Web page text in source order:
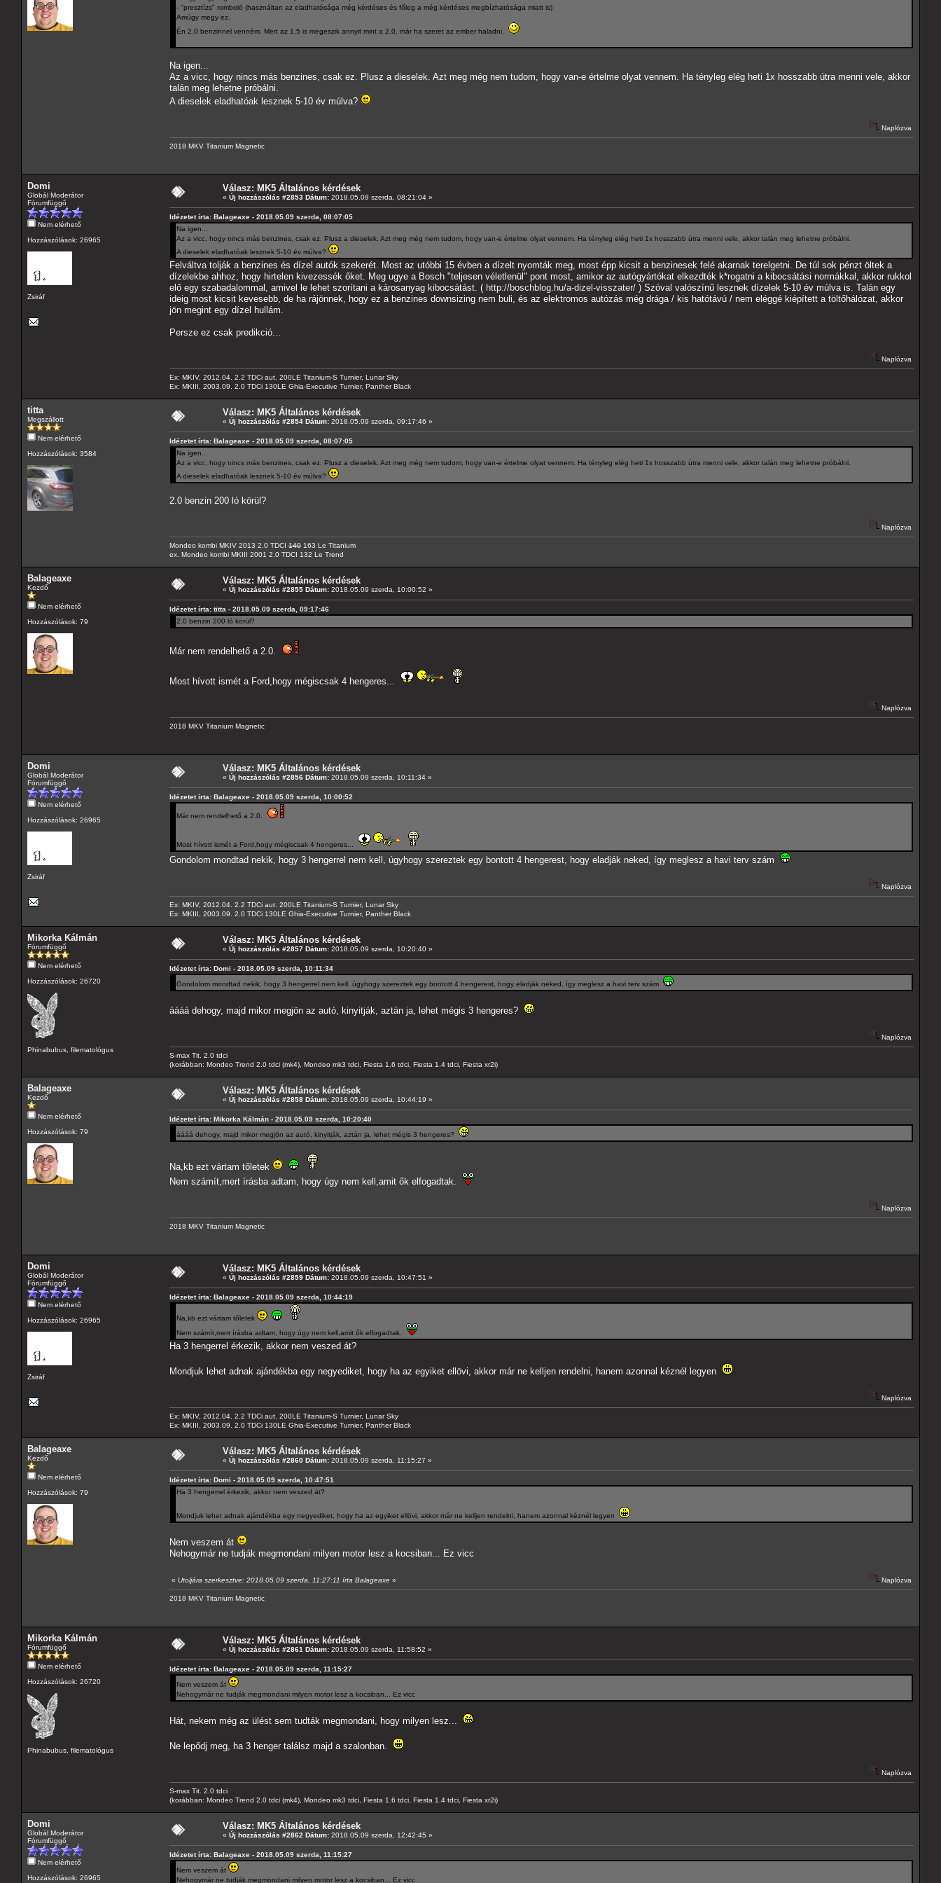
- "presztízs" romboló (használtan az eladhatósága még kérdéses és főleg a még kérdéses megbízhatósága miatt is)
Amúgy megy ez.
Én 2.0 benzinnel venném. Mert az 1.5 is megeszik annyit mint a 2.0, már ha szeret az ember haladni.
Na igen...
Az a vicc, hogy nincs más benzines, csak ez. Plusz a dieselek. Azt meg még nem tudom, hogy van-e értelme olyat vennem. Ha tényleg elég heti 1x hosszabb útra menni vele, akkor
talán meg lehetne próbálni.
A dieselek eladhatóak lesznek 5-10 év múlva?
Naplózva
2018 MKV Titanium Magnetic
Domi
Globál Moderátor
Fórumfüggő
Nem elérhető
Hozzászólások: 26965
Zsiráf
Válasz: MK5 Általános kérdések
« Új hozzászólás #2853 Dátum: 2018.05.09 szerda, 08:21:04 »
Idézetet írta: Balageaxe - 2018.05.09 szerda, 08:07:05
Na igen...
Az a vicc, hogy nincs más benzines, csak ez. Plusz a dieselek. Azt meg még nem tudom, hogy van-e értelme olyat vennem. Ha tényleg elég heti 1x hosszabb útra menni vele, akkor talán meg lehetne próbálni.
A dieselek eladhatóak lesznek 5-10 év múlva?
Felváltva tolják a benzines és dízel autók szekerét. Most az utóbbi 15 évben a dízelt nyomták meg, most épp kicsit a benzinesek felé akarnak terelgetni. De túl sok pénzt öltek a
dízelekbe ahhoz, hogy hirtelen kivezessék őket. Meg ugye a Bosch "teljesen véletlenül" pont most, amikor az autógyártókat elkezdték k*rogatni a kibocsátási normákkal, akkor rukkol
elő egy szabadalommal, amivel le lehet szorítani a károsanyag kibocsátást. ( http://boschblog.hu/a-dizel-visszater/ ) Szóval valószínű lesznek dízelek 5-10 év múlva is. Talán egy
ideig most kicsit kevesebb, de ha rájönnek, hogy ez a benzines downsizing nem buli, és az elektromos autózás még drága / kis hatótávú / nem eléggé kiépített a töltőhálózat, akkor
jön megint egy dízel hullám.
Persze ez csak predikció...
Naplózva
Ex: MKIV, 2012.04. 2.2 TDCi aut. 200LE Titanium-S Turnier, Lunar Sky
Ex: MKIII, 2003.09. 2.0 TDCi 130LE Ghia-Executive Turnier, Panther Black
titta
Megszállott
Nem elérhető
Hozzászólások: 3584
Válasz: MK5 Általános kérdések
« Új hozzászólás #2854 Dátum: 2018.05.09 szerda, 09:17:46 »
Idézetet írta: Balageaxe - 2018.05.09 szerda, 08:07:05
Na igen...
Az a vicc, hogy nincs más benzines, csak ez. Plusz a dieselek. Azt meg még nem tudom, hogy van-e értelme olyat vennem. Ha tényleg elég heti 1x hosszabb útra menni vele, akkor talán meg lehetne próbálni.
A dieselek eladhatóak lesznek 5-10 év múlva?
2.0 benzin 200 ló körül?
Naplózva
Mondeo kombi MKIV 2013 2.0 TDCI 140 163 Le Titanium
ex. Mondeo kombi MKIII 2001 2.0 TDCI 132 Le Trend
Balageaxe
Kezdő
Nem elérhető
Hozzászólások: 79
Válasz: MK5 Általános kérdések
« Új hozzászólás #2855 Dátum: 2018.05.09 szerda, 10:00:52 »
Idézetet írta: titta - 2018.05.09 szerda, 09:17:46
2.0 benzin 200 ló körül?
Már nem rendelhető a 2.0.
Most hívott ismét a Ford,hogy mégiscsak 4 hengeres...
Naplózva
2018 MKV Titanium Magnetic
Domi
Globál Moderátor
Fórumfüggő
Nem elérhető
Hozzászólások: 26965
Zsiráf
Válasz: MK5 Általános kérdések
« Új hozzászólás #2856 Dátum: 2018.05.09 szerda, 10:11:34 »
Idézetet írta: Balageaxe - 2018.05.09 szerda, 10:00:52
Már nem rendelhető a 2.0.
Most hívott ismét a Ford,hogy mégiscsak 4 hengeres...
Gondolom mondtad nekik, hogy 3 hengerrel nem kell, úgyhogy szereztek egy bontott 4 hengerest, hogy eladják neked, így meglesz a havi terv szám
Naplózva
Ex: MKIV, 2012.04. 2.2 TDCi aut. 200LE Titanium-S Turnier, Lunar Sky
Ex: MKIII, 2003.09. 2.0 TDCi 130LE Ghia-Executive Turnier, Panther Black
Mikorka Kálmán
Fórumfüggő
Nem elérhető
Hozzászólások: 26720
Phinabubus, filematológus
Válasz: MK5 Általános kérdések
« Új hozzászólás #2857 Dátum: 2018.05.09 szerda, 10:20:40 »
Idézetet írta: Domi - 2018.05.09 szerda, 10:11:34
Gondolom mondtad nekik, hogy 3 hengerrel nem kell, úgyhogy szereztek egy bontott 4 hengerest, hogy eladják neked, így meglesz a havi terv szám
áááá dehogy, majd mikor megjön az autó, kinyitják, aztán ja, lehet mégis 3 hengeres?
Naplózva
S-max Tit. 2.0 tdci
(korábban: Mondeo Trend 2.0 tdci (mk4), Mondeo mk3 tdci, Fiesta 1.6 tdci, Fiesta 1.4 tdci, Fiesta xr2i)
Balageaxe
Kezdő
Nem elérhető
Hozzászólások: 79
Válasz: MK5 Általános kérdések
« Új hozzászólás #2858 Dátum: 2018.05.09 szerda, 10:44:19 »
Idézetet írta: Mikorka Kálmán - 2018.05.09 szerda, 10:20:40
áááá dehogy, majd mikor megjön az autó, kinyitják, aztán ja, lehet mégis 3 hengeres?
Na,kb ezt vártam tőletek
Nem számít,mert írásba adtam, hogy úgy nem kell,amit ők elfogadtak.
Naplózva
2018 MKV Titanium Magnetic
Domi
Globál Moderátor
Fórumfüggő
Nem elérhető
Hozzászólások: 26965
Zsiráf
Válasz: MK5 Általános kérdések
« Új hozzászólás #2859 Dátum: 2018.05.09 szerda, 10:47:51 »
Idézetet írta: Balageaxe - 2018.05.09 szerda, 10:44:19
Na,kb ezt vártam tőletek
Nem számít,mert írásba adtam, hogy úgy nem kell,amit ők elfogadtak.
Ha 3 hengerrel érkezik, akkor nem veszed át?
Mondjuk lehet adnak ajándékba egy negyediket, hogy ha az egyiket ellövi, akkor már ne kelljen rendelni, hanem azonnal kéznél legyen
Naplózva
Ex: MKIV, 2012.04. 2.2 TDCi aut. 200LE Titanium-S Turnier, Lunar Sky
Ex: MKIII, 2003.09. 2.0 TDCi 130LE Ghia-Executive Turnier, Panther Black
Balageaxe
Kezdő
Nem elérhető
Hozzászólások: 79
Válasz: MK5 Általános kérdések
« Új hozzászólás #2860 Dátum: 2018.05.09 szerda, 11:15:27 »
Idézetet írta: Domi - 2018.05.09 szerda, 10:47:51
Ha 3 hengerrel érkezik, akkor nem veszed át?
Mondjuk lehet adnak ajándékba egy negyediket, hogy ha az egyiket ellövi, akkor már ne kelljen rendelni, hanem azonnal kéznél legyen
Nem veszem át
Nehogymár ne tudják megmondani milyen motor lesz a kocsiban... Ez vicc
« Utoljára szerkesztve: 2018.05.09 szerda, 11:27:11 írta Balageaxe » Naplózva
2018 MKV Titanium Magnetic
Mikorka Kálmán
Fórumfüggő
Nem elérhető
Hozzászólások: 26720
Phinabubus, filematológus
Válasz: MK5 Általános kérdések
« Új hozzászólás #2861 Dátum: 2018.05.09 szerda, 11:58:52 »
Idézetet írta: Balageaxe - 2018.05.09 szerda, 11:15:27
Nem veszem át
Nehogymár ne tudják megmondani milyen motor lesz a kocsiban... Ez vicc
Hát, nekem még az ülést sem tudták megmondani, hogy milyen lesz...
Ne lepődj meg, ha 3 henger találsz majd a szalonban.
Naplózva
S-max Tit. 2.0 tdci
(korábban: Mondeo Trend 2.0 tdci (mk4), Mondeo mk3 tdci, Fiesta 1.6 tdci, Fiesta 1.4 tdci, Fiesta xr2i)
Domi
Globál Moderátor
Fórumfüggő
Nem elérhető
Hozzászólások: 26965
Válasz: MK5 Általános kérdések
« Új hozzászólás #2862 Dátum: 2018.05.09 szerda, 12:42:45 »
Idézetet írta: Balageaxe - 2018.05.09 szerda, 11:15:27
Nem veszem át
Nehogymár ne tudják megmondani milyen motor lesz a kocsiban... Ez vicc